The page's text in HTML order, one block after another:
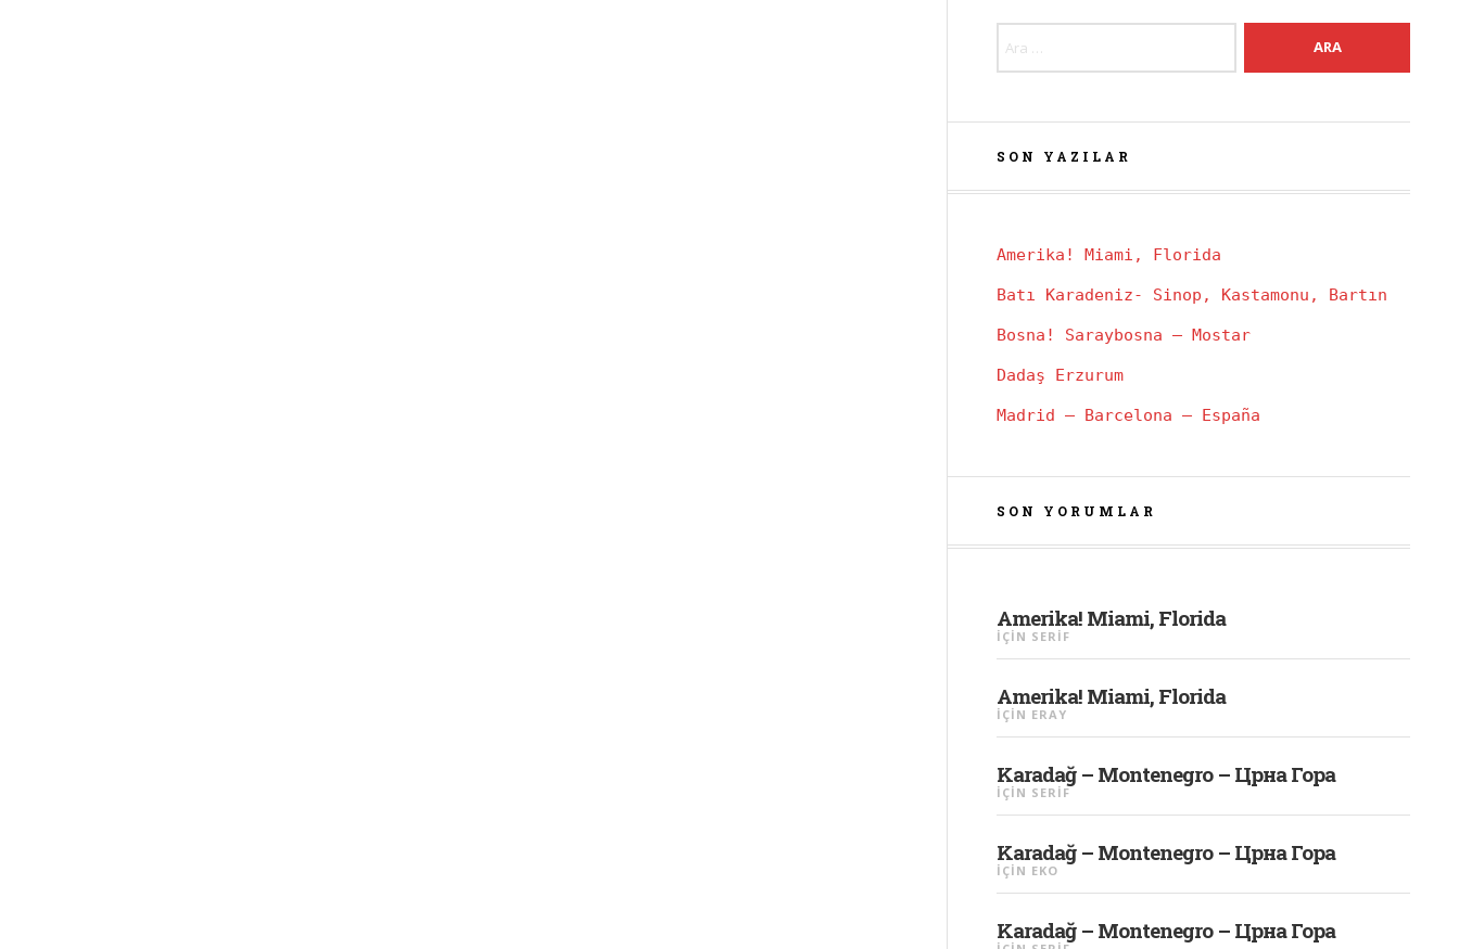
SON YAZILAR
Amerika! Miami, Florida
Batı Karadeniz- Sinop, Kastamonu, Bartın
Bosna! Saraybosna – Mostar
Dadaş Erzurum
Madrid – Barcelona – España
SON YORUMLAR
Amerika! Miami, Florida
IÇIN SERIF
Amerika! Miami, Florida
IÇIN ERAY
Karadağ – Montenegro – Црна Гора
IÇIN SERIF
Karadağ – Montenegro – Црна Гора
IÇIN EKO
Karadağ – Montenegro – Црна Гора